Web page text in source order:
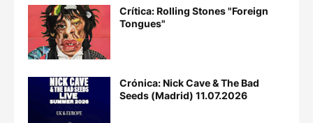
Crítica: Rolling Stones "Foreign
Tongues"
Crónica: Nick Cave & The Bad
Seeds (Madrid) 11.07.2026